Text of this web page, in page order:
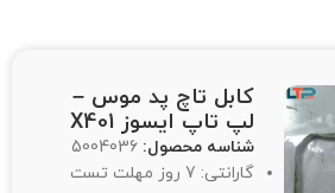
کابل تاچ پد موس –
لپ تاپ ایسوز X401
شناسه محصول: 5004036
گارانتی: 7 روز مهلت تست